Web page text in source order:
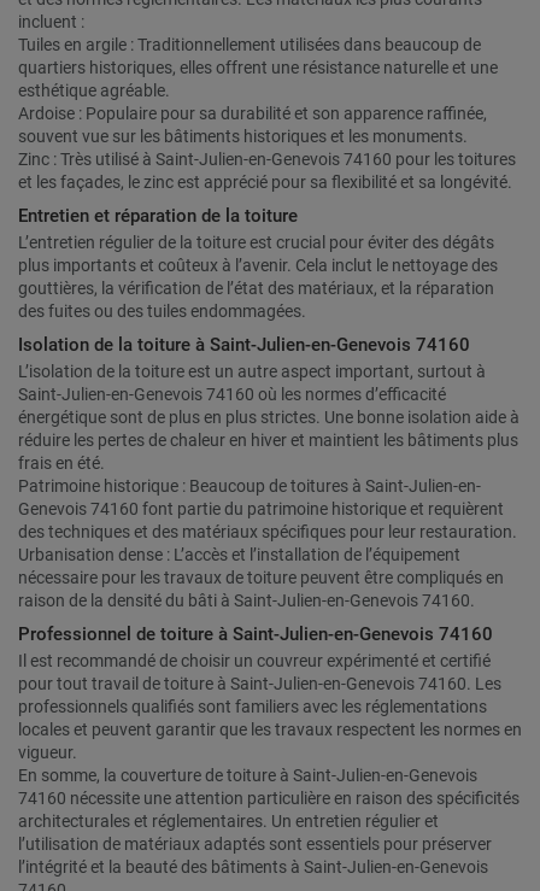
incluent :
Tuiles en argile : Traditionnellement utilisées dans beaucoup de
quartiers historiques, elles offrent une résistance naturelle et une
esthétique agréable.
Ardoise : Populaire pour sa durabilité et son apparence raffinée,
souvent vue sur les bâtiments historiques et les monuments.
Zinc : Très utilisé à Saint-Julien-en-Genevois 74160 pour les toitures
et les façades, le zinc est apprécié pour sa flexibilité et sa longévité.
Entretien et réparation de la toiture
L’entretien régulier de la toiture est crucial pour éviter des dégâts
plus importants et coûteux à l’avenir. Cela inclut le nettoyage des
gouttières, la vérification de l’état des matériaux, et la réparation
des fuites ou des tuiles endommagées.
Isolation de la toiture à Saint-Julien-en-Genevois 74160
L’isolation de la toiture est un autre aspect important, surtout à
Saint-Julien-en-Genevois 74160 où les normes d’efficacité
énergétique sont de plus en plus strictes. Une bonne isolation aide à
réduire les pertes de chaleur en hiver et maintient les bâtiments plus
frais en été.
Patrimoine historique : Beaucoup de toitures à Saint-Julien-en-
Genevois 74160 font partie du patrimoine historique et requièrent
des techniques et des matériaux spécifiques pour leur restauration.
Urbanisation dense : L’accès et l’installation de l’équipement
nécessaire pour les travaux de toiture peuvent être compliqués en
raison de la densité du bâti à Saint-Julien-en-Genevois 74160.
Professionnel de toiture à Saint-Julien-en-Genevois 74160
Il est recommandé de choisir un couvreur expérimenté et certifié
pour tout travail de toiture à Saint-Julien-en-Genevois 74160. Les
professionnels qualifiés sont familiers avec les réglementations
locales et peuvent garantir que les travaux respectent les normes en
vigueur.
En somme, la couverture de toiture à Saint-Julien-en-Genevois
74160 nécessite une attention particulière en raison des spécificités
architecturales et réglementaires. Un entretien régulier et
l’utilisation de matériaux adaptés sont essentiels pour préserver
l’intégrité et la beauté des bâtiments à Saint-Julien-en-Genevois